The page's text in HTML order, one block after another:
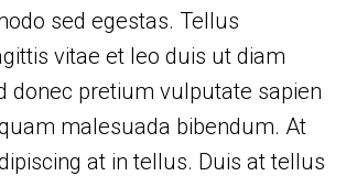
sed egestas. Tellus
vitae et leo duis ut diam
donec pretium vulputate sapien
malesuada bibendum. At
at in tellus. Duis at tellus